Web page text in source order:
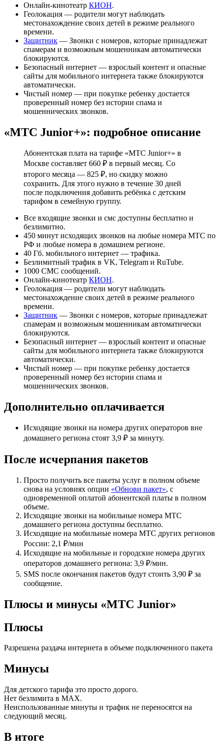
Онлайн-кинотеатр КИОН.
Геолокация — родители могут наблюдать
местонахождение своих детей в режиме реального
времени.
Защитник — Звонки с номеров, которые принадлежат
спамерам и возможным мошенникам автоматически
блокируются.
Безопасный интернет — взрослый контент и опасные
сайты для мобильного интернета также блокируются
автоматически.
Чистый номер — при покупке ребенку достается
проверенный номер без истории спама и
мошеннических звонков.
«МТС Junior+»: подробное описание
Абонентская плата на тарифе «МТС Junior+» в
Москве составляет 660 ₽ в первый месяц. Со
второго месяца — 825 ₽, но скидку можно
сохранить. Для этого нужно в течение 30 дней
после подключения добавить ребёнка с детским
тарифом в семейную группу.
Все входящие звонки и смс доступны бесплатно и
безлимитно.
450 минут исходящих звонков на любые номера МТС по
РФ и любые номера в домашнем регионе.
40 Гб. мобильного интернет — трафика.
Безлимитный трафик в VK, Telegram и RuTube.
1000 СМС сообщений.
Онлайн-кинотеатр КИОН.
Геолокация — родители могут наблюдать
местонахождение своих детей в режиме реального
времени.
Защитник — Звонки с номеров, которые принадлежат
спамерам и возможным мошенникам автоматически
блокируются.
Безопасный интернет — взрослый контент и опасные
сайты для мобильного интернета также блокируются
автоматически.
Чистый номер — при покупке ребенку достается
проверенный номер без истории спама и
мошеннических звонков.
Дополнительно оплачивается
Исходящие звонки на номера других операторов вне
домашнего региона стоят 3,9 ₽ за минуту.
После исчерпания пакетов
Просто получить все пакеты услуг в полном объеме
снова на условиях опции «Обнови пакет», с
одновременной оплатой абонентской платы в полном
объеме.
Исходящие звонки на мобильные номера МТС
домашнего региона доступны бесплатно.
Исходящие на мобильные номера МТС других регионов
России: 2,1 ₽/мин
Исходящие на мобильные и городские номера других
операторов домашнего региона: 3,9 ₽/мин.
SMS после окончания пакетов будут стоить 3,90 ₽ за
сообщение.
Плюсы и минусы «МТС Junior»
Плюсы
Разрешена раздача интернета в объеме подключенного пакета
Минусы
Для детского тарифа это просто дорого.
Нет безлимита в MAX.
Неиспользованные минуты и трафик не переносятся на
следующий месяц.
В итоге